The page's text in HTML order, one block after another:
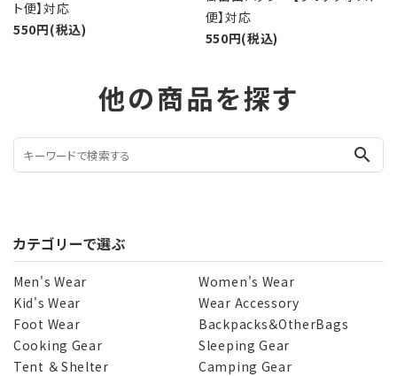
ト便】対応
550円(税込)
便】対応
550円(税込)
他の商品を探す
search
カテゴリーで選ぶ
Men's Wear
Women's Wear
Kid's Wear
Wear Accessory
Foot Wear
Backpacks＆OtherBags
Cooking Gear
Sleeping Gear
Tent ＆ Shelter
Camping Gear